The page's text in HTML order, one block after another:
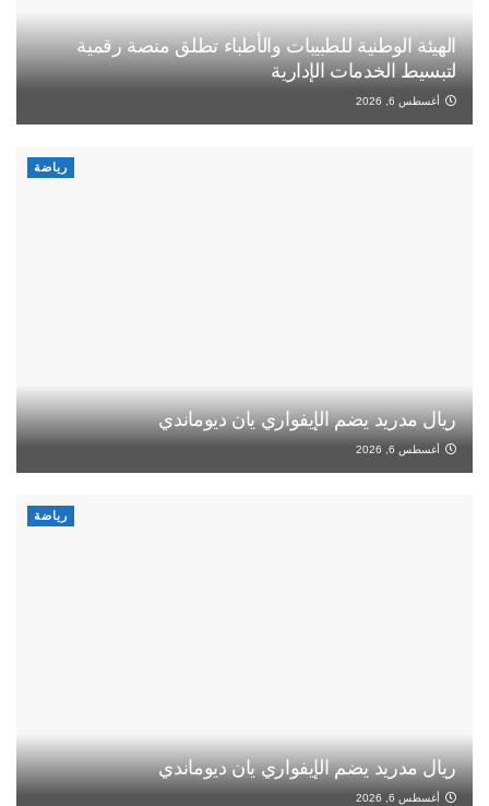
الهيئة الوطنية للطبيبات والأطباء تطلق منصة رقمية
لتبسيط الخدمات الإدارية
أغسطس 6, 2026
رياضة
ريال مدريد يضم الإيفواري يان ديوماندي
أغسطس 6, 2026
رياضة
ريال مدريد يضم الإيفواري يان ديوماندي
أغسطس 6, 2026